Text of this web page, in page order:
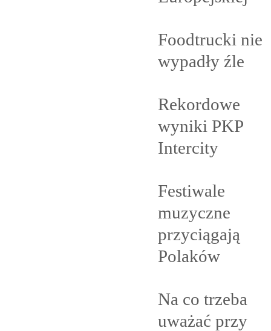
Foodtrucki nie
wypadły źle
Rekordowe
wyniki PKP
Intercity
Festiwale
muzyczne
przyciągają
Polaków
Na co trzeba
uważać przy